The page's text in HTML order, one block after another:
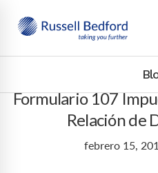
Formulario 107
Relación de
febrero 15,